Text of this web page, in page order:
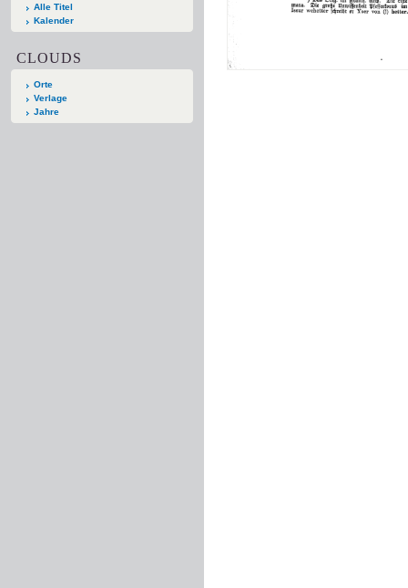
Alle Titel
Kalender
CLOUDS
Orte
Verlage
Jahre